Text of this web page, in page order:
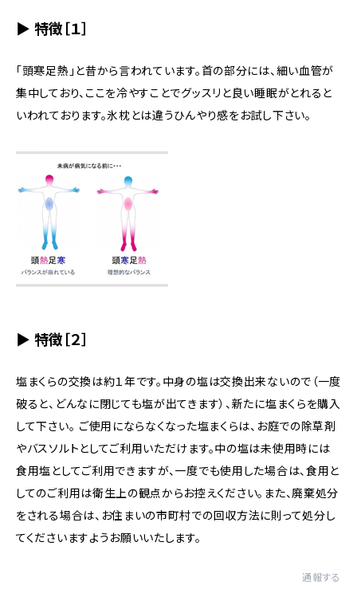
▶ 特徴［１］
「頭寒足熱」と昔から言われています。首の部分には、細い血管が
集中しており、ここを冷やすことでグッスリと良い睡眠がとれると
いわれております。氷枕とは違うひんやり感をお試し下さい。
▶ 特徴［２］
塩まくらの交換は約１年です。中身の塩は交換出来ないので（一度
破ると、どんなに閉じても塩が出てきます）、新たに塩まくらを購入
して下さい。 ご使用にならなくなった塩まくらは、お庭での除草剤
やバスソルトとしてご利用いただけます。中の塩は未使用時には
食用塩としてご利用できますが、一度でも使用した場合は、食用と
してのご利用は衛生上の観点からお控えください。また、廃棄処分
をされる場合は、お住まいの市町村での回収方法に則って処分し
てくださいますようお願いいたします。
通報する